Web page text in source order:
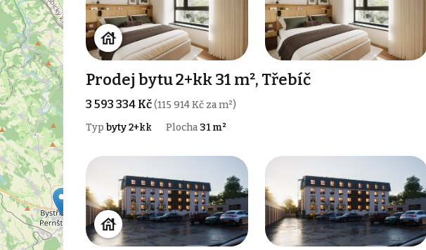
Prodej bytu 2+kk 31 m², Třebíč
3 593 334 Kč(115 914 Kč za m²)
Typ byty 2+kk Plocha 31 m²